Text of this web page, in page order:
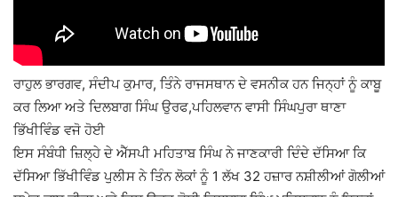
ਰਾਹੁਲ ਭਾਰਗਵ, ਸੰਦੀਪ ਕੁਮਾਰ, ਤਿੰਨੇ ਰਾਜਸਥਾਨ ਦੇ ਵਸਨੀਕ ਹਨ ਜਿਨ੍ਹਾਂ ਨੂੰ ਕਾਬੂ
ਕਰ ਲਿਆ ਅਤੇ ਦਿਲਬਾਗ ਸਿੰਘ ਉਰਫ,ਪਹਿਲਵਾਨ ਵਾਸੀ ਸਿੰਘਪੁਰਾ ਥਾਣਾ
ਭਿੱਖੀਵਿੰਡ ਵਜੋ ਹੋਈ
ਇਸ ਸੰਬੰਧੀ ਜ਼ਿਲ੍ਹੇ ਦੇ ਐੱਸਪੀ ਮਹਿਤਾਬ ਸਿੰਘ ਨੇ ਜਾਣਕਾਰੀ ਦਿੰਦੇ ਦੱਸਿਆ ਕਿ
ਦੱਸਿਆ ਭਿੱਖੀਵਿੰਡ ਪੁਲੀਸ ਨੇ ਤਿੰਨ ਲੋਕਾਂ ਨੂੰ 1 ਲੱਖ 32 ਹਜ਼ਾਰ ਨਸ਼ੀਲੀਆਂ ਗੋਲੀਆਂ